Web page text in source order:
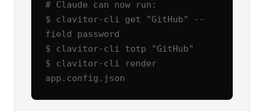
# Claude can now run:
$ clavitor-cli get "GitHub" --
field password
$ clavitor-cli totp "GitHub"
$ clavitor-cli render
app.config.json